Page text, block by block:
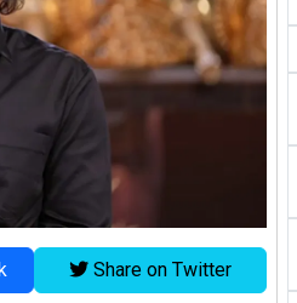
Share on Twitter